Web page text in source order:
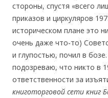
стороны, спустя «всего
приказов и циркуляров
историческом плане это
очень даже что-то)
и глупостью, почил в
подозреваю, что никто в
ответственности за
книготорговой сети книг